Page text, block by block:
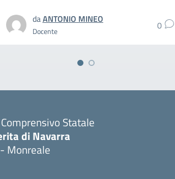
daANTONIO MINEO
Docente 0
Statale
di Navarra
Monreale